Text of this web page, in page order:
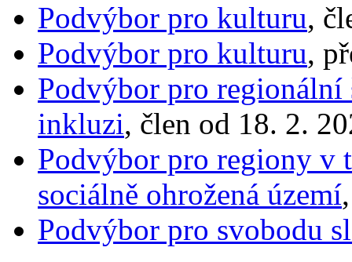
Podvýbor pro kulturu,
Podvýbor pro kulturu,
Podvýbor pro
inkluzi, člen od 18. 2.
Podvýbor pro regiony v
sociálně ohrožená území
Podvýbor pro svobodu